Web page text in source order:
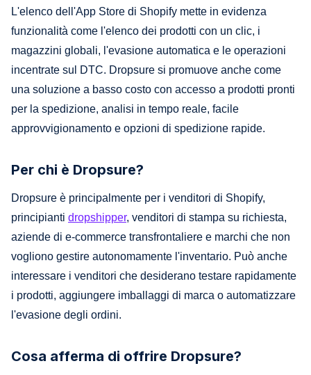
L'elenco dell'App Store di Shopify mette in evidenza
funzionalità come l'elenco dei prodotti con un clic, i
magazzini globali, l'evasione automatica e le operazioni
incentrate sul DTC. Dropsure si promuove anche come
una soluzione a basso costo con accesso a prodotti pronti
per la spedizione, analisi in tempo reale, facile
approvvigionamento e opzioni di spedizione rapide.
Per chi è Dropsure?
Dropsure è principalmente per i venditori di Shopify,
principianti dropshipper, venditori di stampa su richiesta,
aziende di e-commerce transfrontaliere e marchi che non
vogliono gestire autonomamente l'inventario. Può anche
interessare i venditori che desiderano testare rapidamente
i prodotti, aggiungere imballaggi di marca o automatizzare
l'evasione degli ordini.
Cosa afferma di offrire Dropsure?